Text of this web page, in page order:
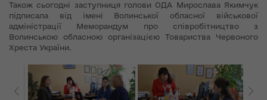
Також сьогодні заступниця голови ОДА Мирослава Якимчук
підписала від імені Волинської обласної військової
адміністрації Меморандум про співробітництво з
Волинською обласною організацією Товариства Червоного
Хреста України.